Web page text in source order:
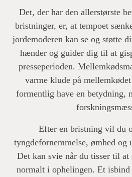
Det, der har den allerstørste
bristninger, er, at tempoet
jordemoderen kan se og støtte
hænder og guider dig til at
presseperioden.
varme klude på
formentlig have en betydning,
Efter en bristning vil du
tyngdefornemmelse, ømhed og
Det kan svie når du tisser til at
normalt i ophelingen. Et